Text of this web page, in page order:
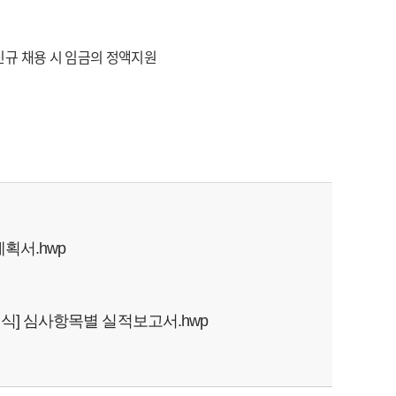
채용 시 임금의 정액지원
획서.hwp
] 심사항목별 실적보고서.hwp